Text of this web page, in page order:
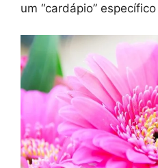
um “cardápio”